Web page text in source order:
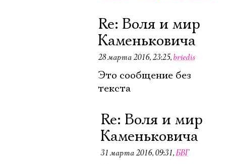
Re: Воля и мир
Каменьковича
28 марта 2016, 23:25,briedis
Это сообщение без
текста
Re: Воля и мир
Каменьковича
31 марта 2016, 09:31,БВГ